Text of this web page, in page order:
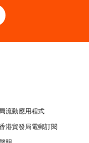
流動應用程式
港貿發局電郵訂閱